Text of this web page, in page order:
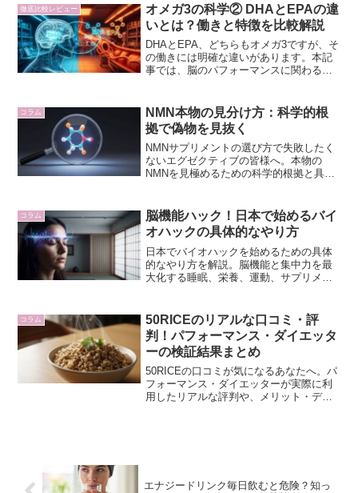
徹底比較レビュー
オメガ3の科学② DHAとEPAの違
いとは？働きと特徴を比較解説
DHAとEPA、どちらもオメガ3ですが、そ
の働きには明確な違いがあります。本記
事では、脳のパフォーマンスに関わる
の目的に最適な成分を見極める知識を解
説します。
コラム
NMN本物の見分け方：科学的根
拠で偽物を見抜く
NMNサプリメントの選び方で失敗したく
ないエグゼクティブの皆様へ。本物の
NMNを見極めるための科学的根拠と具体
な品質のNMNを選ぶためのヒントがここ
にあります。
コラム
脳機能ハック！日本で始めるバイ
オハックの具体的なやり方
日本でバイオハックを始めるための具体
的なやり方を解説。脳機能と集中力を最
大化する睡眠、栄養、運動、サプリメン
コラム
50RICEのリアルな口コミ・評
判！パフォーマンス・ダイエッタ
ーの検証結果まとめ
50RICEの口コミが気になるあなたへ。パ
フォーマンス・ダイエッターが実際に利
用したリアルな評判や、メリット・デメ
エナジードリンク毎日飲むと危険？知っ